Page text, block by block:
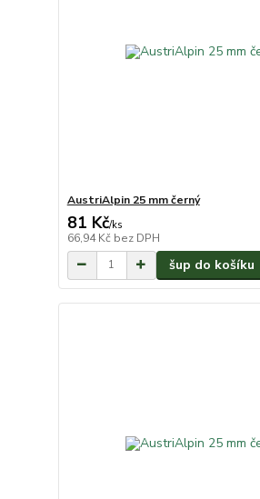
AustriAlpin 25 mm černý
81 Kč/ks
66,94 Kč bez DPH
šup do košíku